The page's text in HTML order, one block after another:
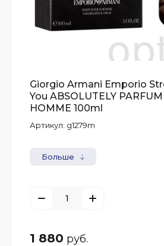
Giorgio Armani Emporio
You ABSOLUTELY
HOMME 100ml
Артикул: g1279m
Больше
1 880 руб.